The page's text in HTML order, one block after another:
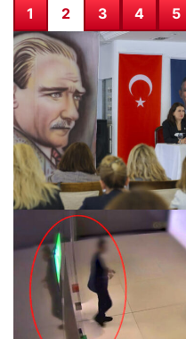
1 2 3 4 5
Özgür Özel: 200’ün
Parti’ye geçecek
28.07.2026 08:43